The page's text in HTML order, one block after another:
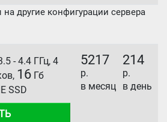
другие конфигурации сервера
- 4.4 ГГц, 4
16 Гб
SSD
5217
р.
в месяц
214
р.
в день